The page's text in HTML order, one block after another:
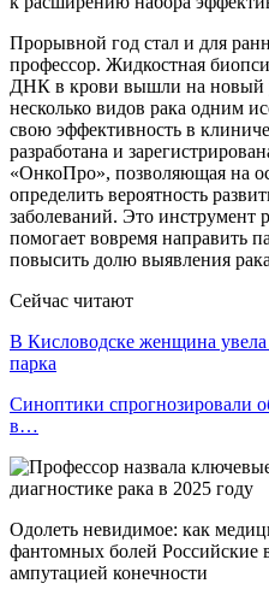
Прорывной год стал и для
профессор. Жидкостная
ДНК в крови вышли на новый
несколько видов рака одним
свою эффективность в
разработана и
«ОнкоПро», позволяющая на
определить вероятность
заболеваний. Это инструмент
помогает вовремя направить
повысить долю выявления
Сейчас читают
В Кисловодске женщина увела
парка
Синоптики спрогнозировали
в…
Одолеть невидимое: как
фантомных болей Российские
ампутацией конечности